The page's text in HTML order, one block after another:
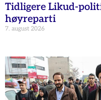
Tidligere Likud-
høyreparti
7. august 2026